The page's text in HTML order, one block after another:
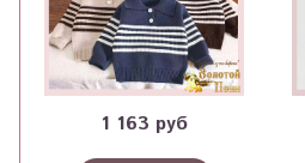
1 163 руб